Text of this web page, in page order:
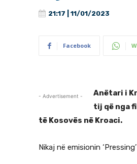
21:17 | 11/01/2023
Facebook
- Advertisement -
Anëtari i
tij që nga
të Kosovës në Kroaci.
Nikaj në emisionin